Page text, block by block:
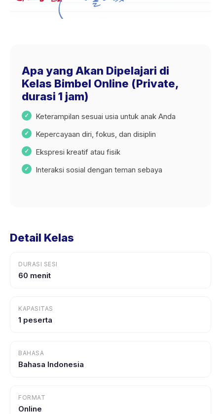
Apa yang Akan Dipelajari di
Kelas Bimbel Online (Private,
durasi 1 jam)
Keterampilan sesuai usia untuk anak Anda
Kepercayaan diri, fokus, dan disiplin
Ekspresi kreatif atau fisik
Interaksi sosial dengan teman sebaya
Detail Kelas
DURASI SESI
60 menit
KAPASITAS
1 peserta
BAHASA
Bahasa Indonesia
FORMAT
Online